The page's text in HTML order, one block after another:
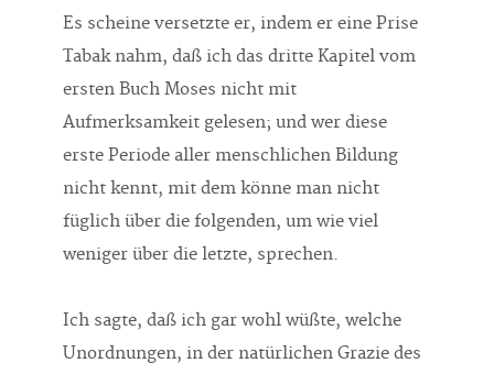
Es scheine versetzte er, indem er eine Prise
Tabak nahm, daß ich das dritte Kapitel vom
ersten Buch Moses nicht mit
Aufmerksamkeit gelesen; und wer diese
erste Periode aller menschlichen Bildung
nicht kennt, mit dem könne man nicht
füglich über die folgenden, um wie viel
weniger über die letzte, sprechen.
Ich sagte, daß ich gar wohl wüßte, welche
Unordnungen, in der natürlichen Grazie des